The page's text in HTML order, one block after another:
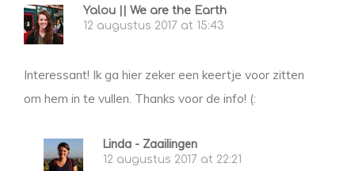
Yalou || We are the Earth
12 augustus 2017 at 15:43
Interessant! Ik ga hier zeker een keertje voor zitten
om hem in te vullen. Thanks voor de info! (:
Linda - Zaailingen
12 augustus 2017 at 22:21